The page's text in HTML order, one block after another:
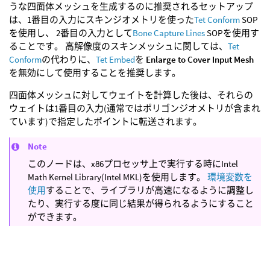
うな四面体メッシュを生成するのに推奨されるセットアップ
は、1番目の入力にスキンジオメトリを使ったTet ConformSOP
を使用し、 2番目の入力としてBone Capture LinesSOPを使用す
ることです。 高解像度のスキンメッシュに関しては、 Tet
Conformの代わりに、 Tet Embedを Enlarge to Cover Input Mesh
を無効にして使用することを推奨します。
四面体メッシュに対してウェイトを計算した後は、それらの
ウェイトは1番目の入力(通常ではポリゴンジオメトリが含まれ
ています)で指定したポイントに転送されます。
Note
このノードは、x86プロセッサ上で実行する時にIntel
Math Kernel Library(Intel MKL)を使用します。 環境変数を
使用することで、ライブラリが高速になるように調整し
たり、実行する度に同じ結果が得られるようにすること
ができます。